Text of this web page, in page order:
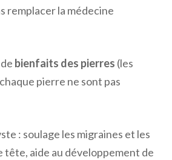
remplacer la médecine
bienfaits des pierres (les
pierre ne sont pas
: soulage les migraines et les
tête, aide au développement de